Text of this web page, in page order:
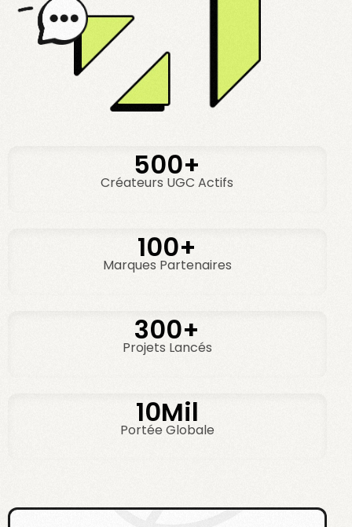
500+
Créateurs UGC Actifs
100+
Marques Partenaires
300+
Projets Lancés
10Mil
Portée Globale